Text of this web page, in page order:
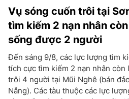
Vụ sóng cuốn trôi tại
tìm kiếm 2 nạn nhân
sống được 2 người
Đến sáng 9/8, các lực lượng tìm
tích cực tìm kiếm 2 nạn nhân
trôi 4 người tại Mũi Nghê (bán
Nẵng). Các tàu thuộc các lực